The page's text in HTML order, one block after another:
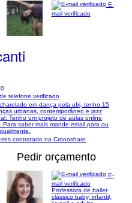
E-
mail verificado
telefone verificado
em dança pela ufrj, tenho 15
urbanas, contemporâneo e jazz
Tenho um projeto de aulas online
saber mais mande email para ou
contratado na Cronoshare
Pedir orçamento
E-
mail verificado
Professora de ballet
clássico baby, infantil,